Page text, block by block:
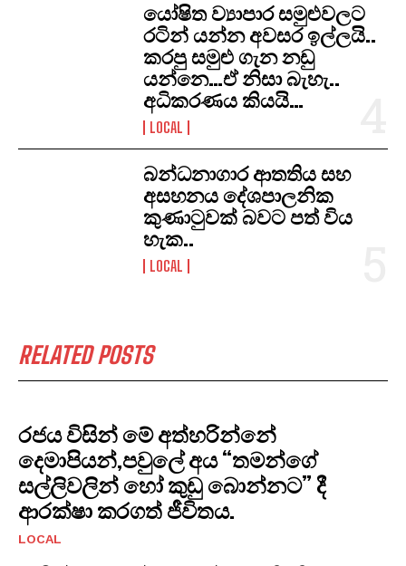
යෝෂිත ව්‍යාපාර සමුළුවලට
රටින් යන්න අවසර ඉල්ලයි..
කරපු සමුළු ගැන නඩු
යන්නෙ…ඒ නිසා බැහැ..
අධිකරණය කියයි…
LOCAL
​බන්ධනාගාර ආතතිය සහ
අසහනය දේශපාලනික
කුණාටුවක් බවට පත් විය
හැක..
LOCAL
RELATED POSTS
රජය විසින් මේ අත්හරින්නේ
දෙමාපියන්,පවුලේ අය “තමන්ගේ
සල්ලිවලින් හෝ කුඩු බොන්නට” දී
ආරක්ෂා කරගත් ජීවිතය.
LOCAL